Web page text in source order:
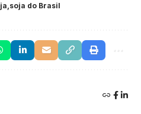
soja do Brasil